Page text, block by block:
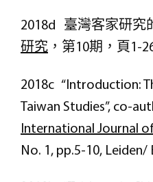
2018d 臺灣客家研究
研究 ，第10期，頁1-
2018c “Introduction:
Taiwan Studies”, co-
International Journal
No. 1, pp.5-10, Leiden/